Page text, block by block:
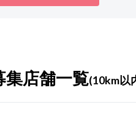
店舗一覧(10km以